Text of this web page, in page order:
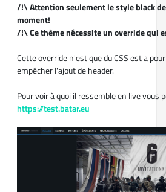
/!\ Attention seulement le style black
moment!
/!\ Ce thème nécessite un override qui
Cette override n'est que du CSS est a
empêcher l'ajout de header.
Pour voir à quoi il ressemble en live vous
https://test.batar.eu